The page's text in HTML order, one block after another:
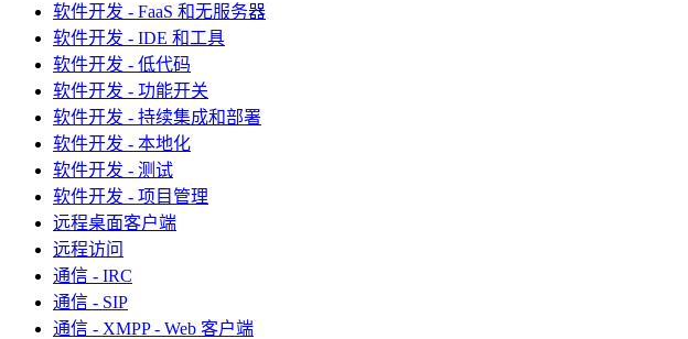
软件开发 - FaaS 和无服务器
软件开发 - IDE 和工具
软件开发 - 低代码
软件开发 - 功能开关
软件开发 - 持续集成和部署
软件开发 - 本地化
软件开发 - 测试
软件开发 - 项目管理
远程桌面客户端
远程访问
通信 - IRC
通信 - SIP
通信 - XMPP - Web 客户端